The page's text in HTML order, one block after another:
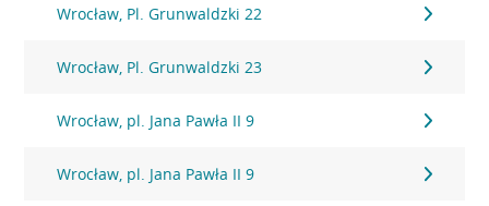
Wrocław, Pl. Grunwaldzki 22
Wrocław, Pl. Grunwaldzki 23
Wrocław, pl. Jana Pawła II 9
Wrocław, pl. Jana Pawła II 9